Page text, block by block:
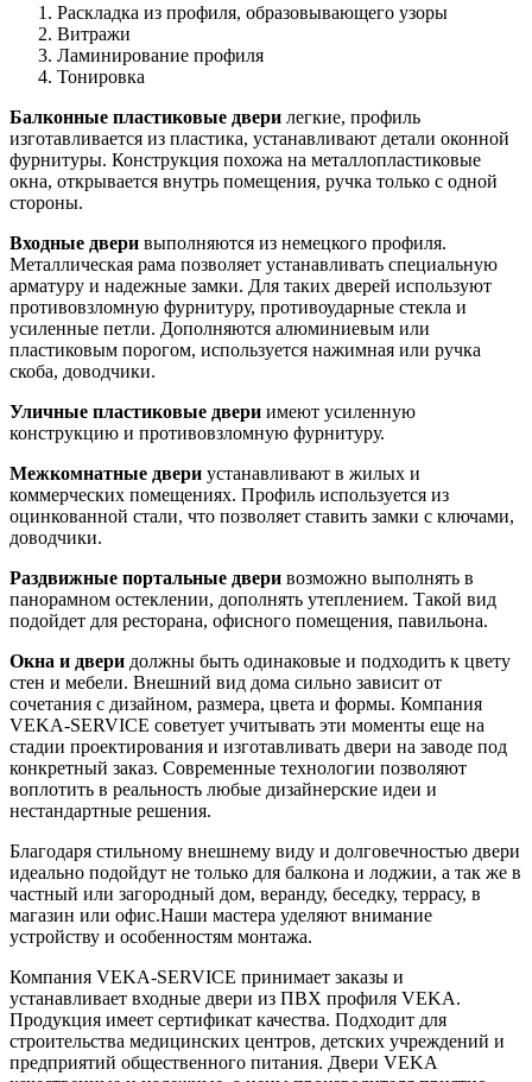
Раскладка из профиля, образовывающего узоры
Витражи
Ламинирование профиля
Тонировка
Балконные пластиковые двери легкие, профиль
изготавливается из пластика, устанавливают детали оконной
фурнитуры. Конструкция похожа на металлопластиковые
окна, открывается внутрь помещения, ручка только с одной
стороны.
Входные двери выполняются из немецкого профиля.
Металлическая рама позволяет устанавливать специальную
арматуру и надежные замки. Для таких дверей используют
противовзломную фурнитуру, противоударные стекла и
усиленные петли. Дополняются алюминиевым или
пластиковым порогом, используется нажимная или ручка
скоба, доводчики.
Уличные пластиковые двери имеют усиленную
конструкцию и противовзломную фурнитуру.
Межкомнатные двери устанавливают в жилых и
коммерческих помещениях. Профиль используется из
оцинкованной стали, что позволяет ставить замки с ключами,
доводчики.
Раздвижные портальные двери возможно выполнять в
панорамном остеклении, дополнять утеплением. Такой вид
подойдет для ресторана, офисного помещения, павильона.
Окна и двери должны быть одинаковые и подходить к цвету
стен и мебели. Внешний вид дома сильно зависит от
сочетания с дизайном, размера, цвета и формы. Компания
VEKA-SERVICE советует учитывать эти моменты еще на
стадии проектирования и изготавливать двери на заводе под
конкретный заказ. Современные технологии позволяют
воплотить в реальность любые дизайнерские идеи и
нестандартные решения.
Благодаря стильному внешнему виду и долговечностью двери
идеально подойдут не только для балкона и лоджии, а так же в
частный или загородный дом, веранду, беседку, террасу, в
магазин или офис.Наши мастера уделяют внимание
устройству и особенностям монтажа.
Компания VEKA-SERVICE принимает заказы и
устанавливает входные двери из ПВХ профиля VEKA.
Продукция имеет сертификат качества. Подходит для
строительства медицинских центров, детских учреждений и
предприятий общественного питания. Двери VEKA